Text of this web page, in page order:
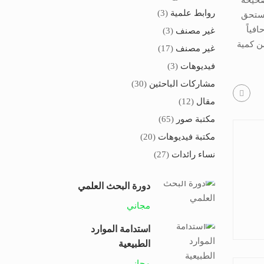
كمية
روابط علمية (3)
غير مصنف (3)
غير مصنف (17)
فيديوهات (3)
مشاركات الباحثين (30)
مقال (12)
مكتبة صور (65)
مكتبة فيديوهات (20)
نساء رائدات (27)
دورة البحث العلمي
مجاني
استدامة الموارد
الطبيعية